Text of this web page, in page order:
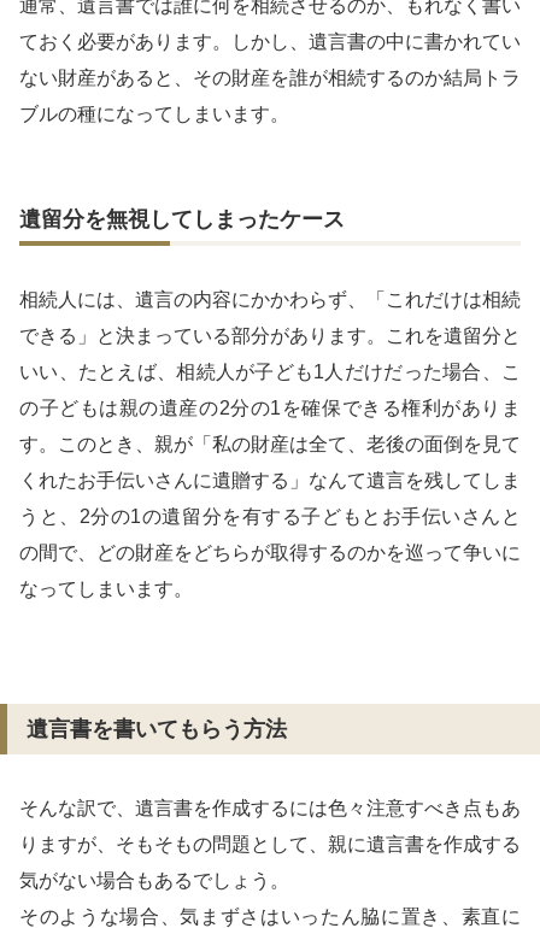
通常、遺言書では誰に何を相続させるのか、もれなく書い
ておく必要があります。しかし、遺言書の中に書かれてい
ない財産があると、その財産を誰が相続するのか結局トラ
ブルの種になってしまいます。
遺留分を無視してしまったケース
相続人には、遺言の内容にかかわらず、「これだけは相続
できる」と決まっている部分があります。これを遺留分と
いい、たとえば、相続人が子ども1人だけだった場合、こ
の子どもは親の遺産の2分の1を確保できる権利がありま
す。このとき、親が「私の財産は全て、老後の面倒を見て
くれたお手伝いさんに遺贈する」なんて遺言を残してしま
うと、2分の1の遺留分を有する子どもとお手伝いさんと
の間で、どの財産をどちらが取得するのかを巡って争いに
なってしまいます。
遺言書を書いてもらう方法
そんな訳で、遺言書を作成するには色々注意すべき点もあ
りますが、そもそもの問題として、親に遺言書を作成する
気がない場合もあるでしょう。
そのような場合、気まずさはいったん脇に置き、素直に